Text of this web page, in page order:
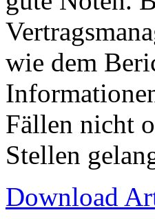
wie dem
Fällen nicht
Stellen
Download